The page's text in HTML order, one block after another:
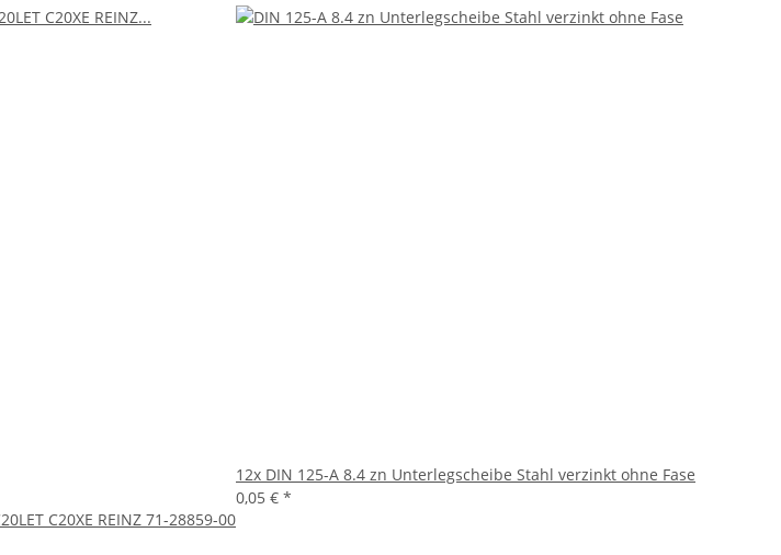
C20XE REINZ 71-28859-00
12x DIN 125-A 8.4 zn Unterlegscheibe Stahl verzinkt ohne Fase
0,05 € *